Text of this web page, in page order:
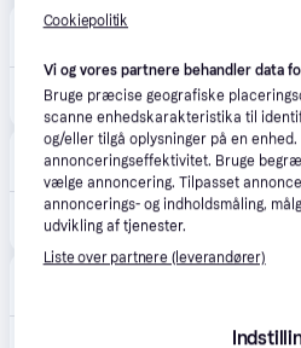
Merlin
Ninja MO201EU pizza maker/oven
happii.dk 4.7
33 kr. fragt,1-2 dage
Ninja MO201EU pizza maker/oven
Cookiepolitik
Vi og vores partnere behandler data
Bruge præcise geografiske
scanne enhedskarakteristika til
og/eller tilgå oplysninger på en enhed.
annonceringseffektivitet. Bruge
vælge annoncering. Tilpasset
annoncerings- og indholdsmåling,
udvikling af tjenester.
Liste over partnere (leverandører)